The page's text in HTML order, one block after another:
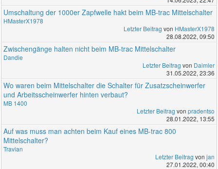
Umschaltung der 1000er Zapfwelle hakt beim MB-trac Mittelschalter
HMasterX1978
Letzter Beitrag von HMasterX1978
28.08.2022, 09:50
Zwischengänge halten nicht beim MB-trac Mittelschalter
Dandie
Letzter Beitrag von Daimler
31.05.2022, 23:36
Wo waren beim Mittelschalter die Schalter für Zusatzscheinwerfer
und Arbeitsscheinwerfer hinten verbaut?
MB 1400
Letzter Beitrag von pradentso
28.01.2022, 13:55
Auf was muss man achten beim Kauf eines MB-trac 800
Mittelschalter?
Travian
Letzter Beitrag von jan
27.01.2022, 00:40